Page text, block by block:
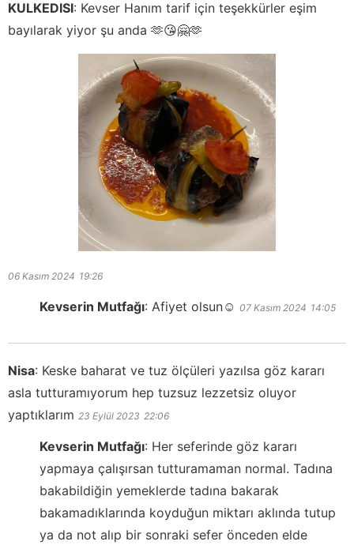
KULKEDISI: Kevser Hanım tarif için teşekkürler eşim
bayılarak yiyor şu anda 🫶😘🤗🫶
06 Kasım 2024 19:26
Kevserin Mutfağı: Afiyet olsun☺️ 07 Kasım 2024 14:05
Nisa: Keske baharat ve tuz ölçüleri yazılsa göz kararı
asla tutturamıyorum hep tuzsuz lezzetsiz oluyor
yaptıklarım 23 Eylül 2023 22:06
Kevserin Mutfağı: Her seferinde göz kararı
yapmaya çalışırsan tutturamaman normal. Tadına
bakabildiğin yemeklerde tadına bakarak
bakamadıklarında koyduğun miktarı aklında tutup
ya da not alıp bir sonraki sefer önceden elde